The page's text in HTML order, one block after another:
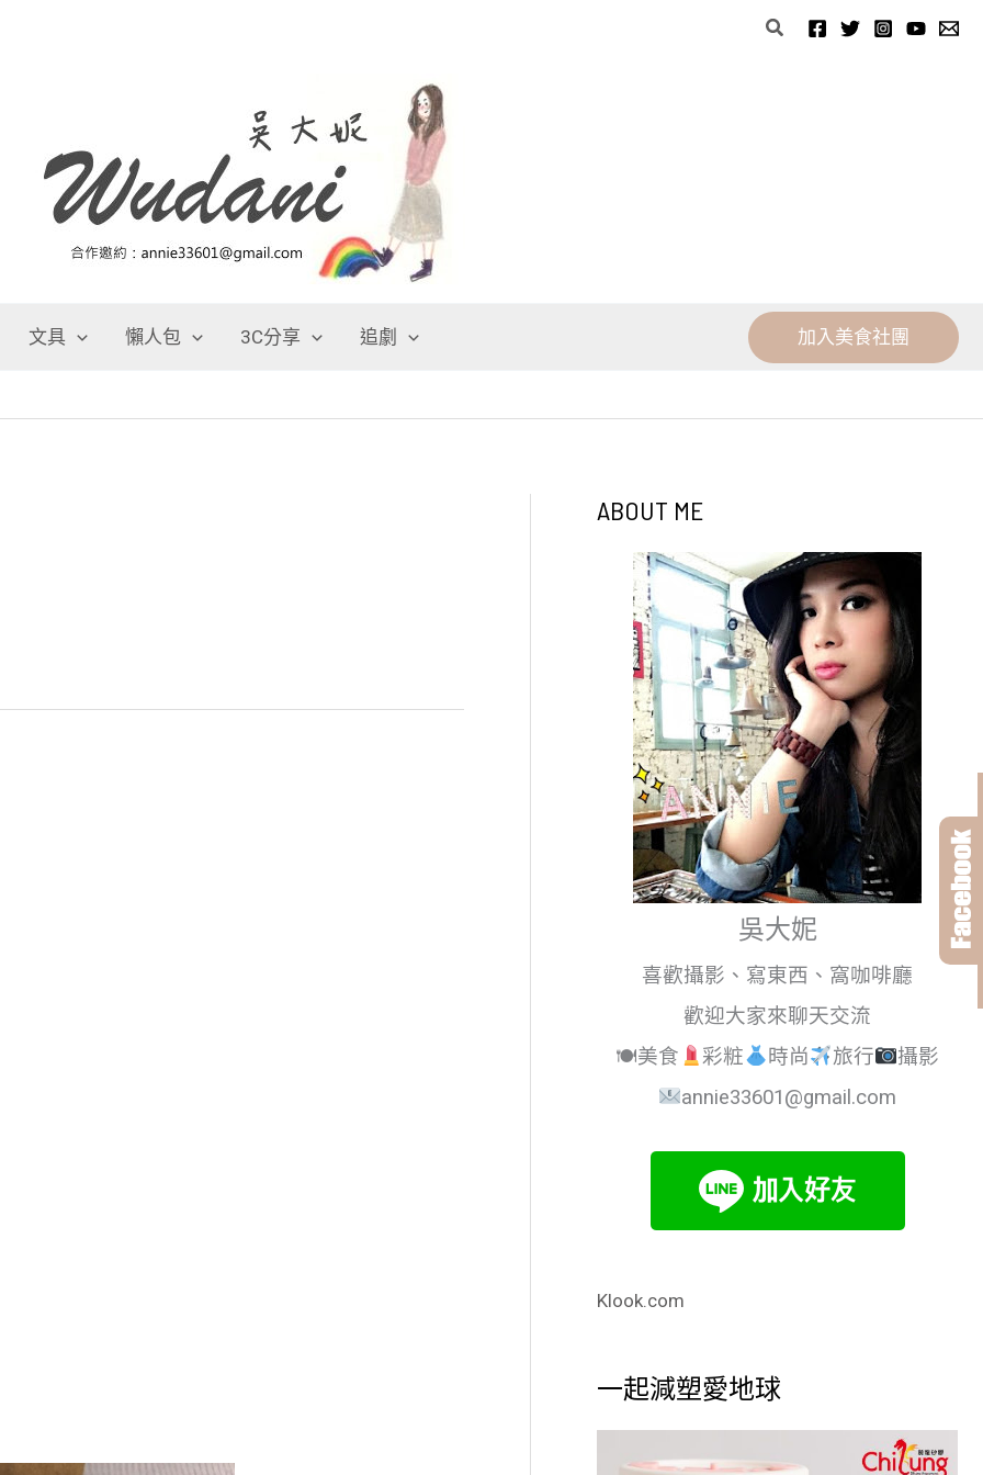
搜
文具 懶人包 3C分享 追劇 加入美食社團
ABOUT ME
吳大妮
喜歡攝影、寫東西、窩咖啡廳
歡迎大家來聊天交流
🍽美食
彩粧 時尚 旅行
攝影
annie33601@gmail.com
Klook.com
一起減塑愛地球